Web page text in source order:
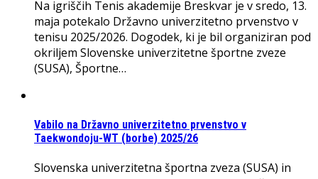
Na igriščih Tenis akademije Breskvar je v sredo, 13.
maja potekalo Državno univerzitetno prvenstvo v
tenisu 2025/2026. Dogodek, ki je bil organiziran pod
okriljem Slovenske univerzitetne športne zveze
(SUSA), Športne…
Vabilo na Državno univerzitetno prvenstvo v
Taekwondoju-WT (borbe) 2025/26
Slovenska univerzitetna športna zveza (SUSA) in